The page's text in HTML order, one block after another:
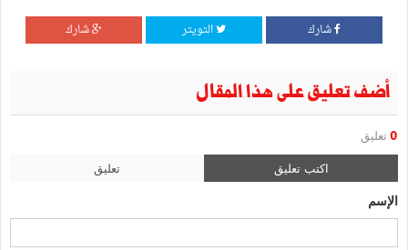
شارك التويتر شارك
أضف تعليق على هذا المقال
0 تعليق
اكتب تعليق تعليق
الإسم